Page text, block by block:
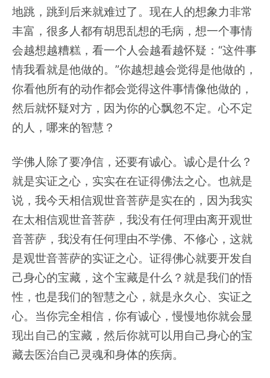
地跳，跳到后来就难过了。现在人的想象力非常
丰富，很多人都有胡思乱想的毛病，想一个事情
会越想越糟糕，看一个人会越看越怀疑：“这件事
情我看就是他做的。”你越想越会觉得是他做的，
你看他所有的动作都会觉得这件事情像他做的，
然后就怀疑对方，因为你的心飘忽不定。心不定
的人，哪来的智慧？
学佛人除了要净信，还要有诚心。诚心是什么？
就是实证之心，实实在在证得佛法之心。也就是
说，我今天相信观世音菩萨是实在的，因为我实
在太相信观世音菩萨，我没有任何理由离开观世
音菩萨，我没有任何理由不学佛、不修心，这就
是观世音菩萨的实证之心。证得佛心就要开发自
己身心的宝藏，这个宝藏是什么？就是我们的悟
性，也是我们的智慧之心，就是永久心、实证之
心。当你完全相信，你有诚心，慢慢地你就会显
现出自己的宝藏，然后你就可以用自己身心的宝
藏去医治自己灵魂和身体的疾病。